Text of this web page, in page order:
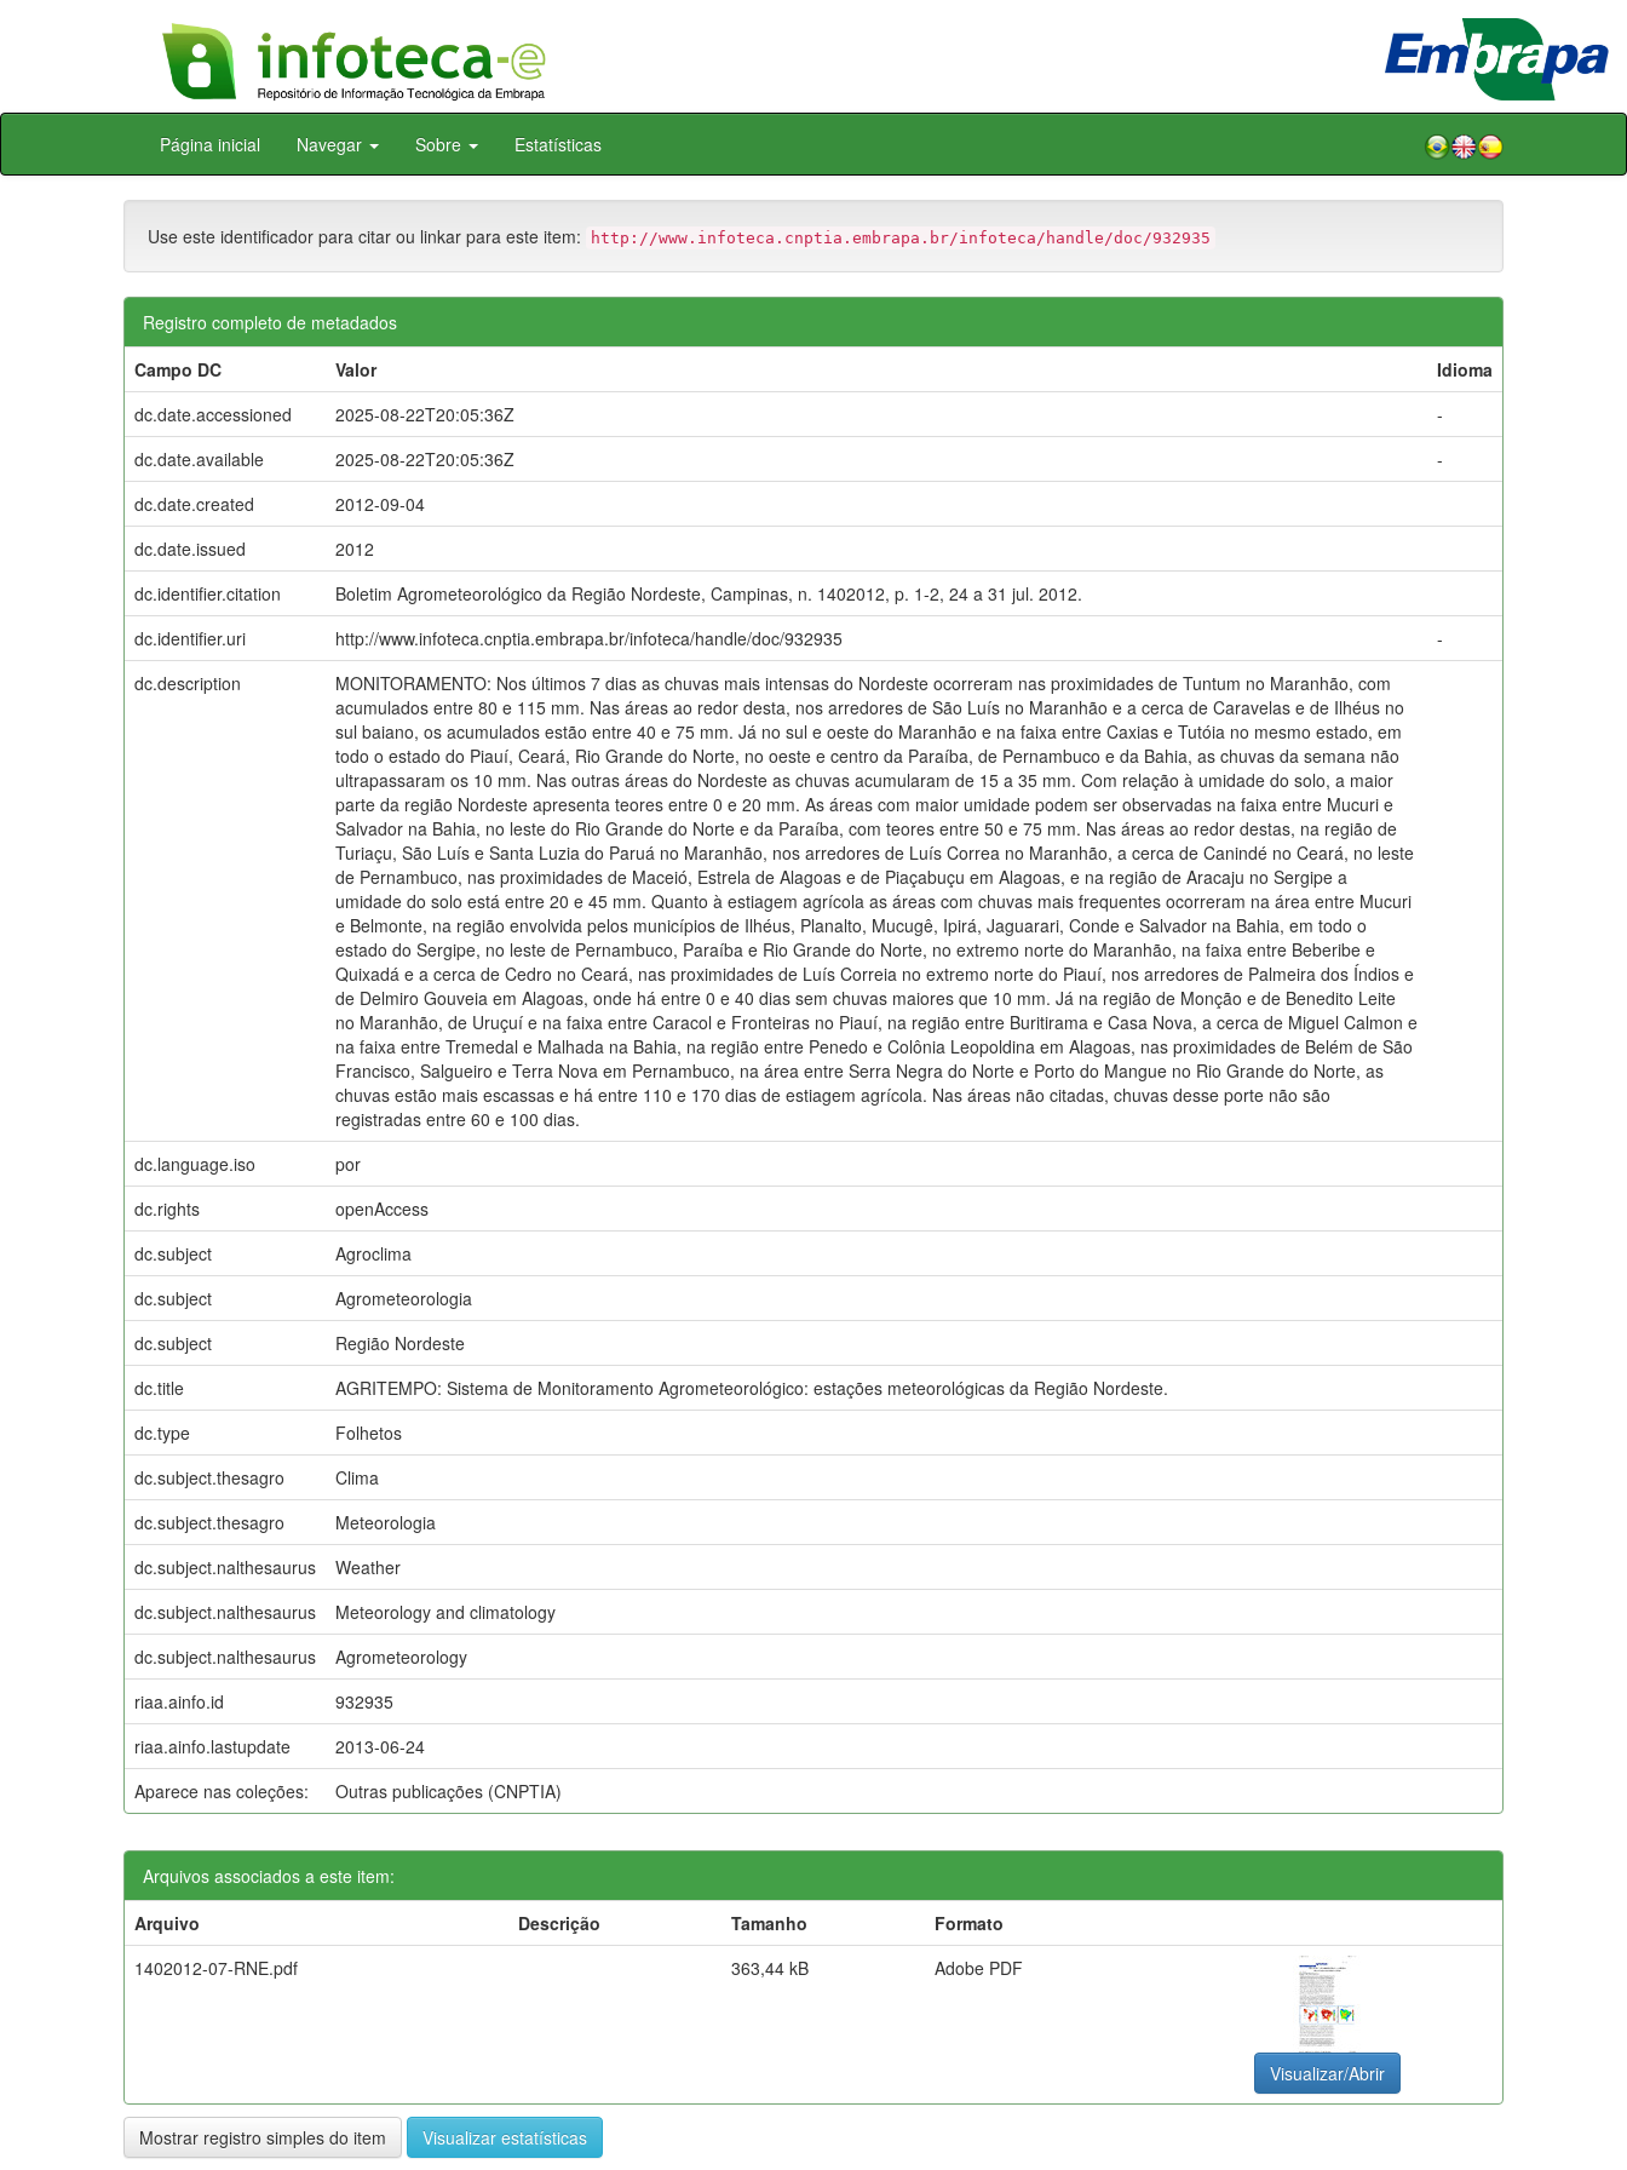
Skip
Página inicial Navegar Sobre Estatísticas
Use este identificador para citar ou linkar para este item: http://www.infoteca.cnptia.embrapa.br/infoteca/handle/doc/932935
Registro completo de metadados
Campo DC
Valor
Idioma
dc.date.accessioned
2025-08-22T20:05:36Z
-
dc.date.available
2025-08-22T20:05:36Z
-
dc.date.created
2012-09-04
dc.date.issued
2012
dc.identifier.citation
Boletim Agrometeorológico da Região Nordeste, Campinas, n. 1402012, p. 1-2, 24 a 31 jul. 2012.
dc.identifier.uri
http://www.infoteca.cnptia.embrapa.br/infoteca/handle/doc/932935
-
dc.description
MONITORAMENTO: Nos últimos 7 dias as chuvas mais intensas do Nordeste ocorreram nas proximidades de Tuntum no Maranhão, com
acumulados entre 80 e 115 mm. Nas áreas ao redor desta, nos arredores de São Luís no Maranhão e a cerca de Caravelas e de Ilhéus no
sul baiano, os acumulados estão entre 40 e 75 mm. Já no sul e oeste do Maranhão e na faixa entre Caxias e Tutóia no mesmo estado, em
todo o estado do Piauí, Ceará, Rio Grande do Norte, no oeste e centro da Paraíba, de Pernambuco e da Bahia, as chuvas da semana não
ultrapassaram os 10 mm. Nas outras áreas do Nordeste as chuvas acumularam de 15 a 35 mm. Com relação à umidade do solo, a maior
parte da região Nordeste apresenta teores entre 0 e 20 mm. As áreas com maior umidade podem ser observadas na faixa entre Mucuri e
Salvador na Bahia, no leste do Rio Grande do Norte e da Paraíba, com teores entre 50 e 75 mm. Nas áreas ao redor destas, na região de
Turiaçu, São Luís e Santa Luzia do Paruá no Maranhão, nos arredores de Luís Correa no Maranhão, a cerca de Canindé no Ceará, no leste
de Pernambuco, nas proximidades de Maceió, Estrela de Alagoas e de Piaçabuçu em Alagoas, e na região de Aracaju no Sergipe a
umidade do solo está entre 20 e 45 mm. Quanto à estiagem agrícola as áreas com chuvas mais frequentes ocorreram na área entre Mucuri
e Belmonte, na região envolvida pelos municípios de Ilhéus, Planalto, Mucugê, Ipirá, Jaguarari, Conde e Salvador na Bahia, em todo o
estado do Sergipe, no leste de Pernambuco, Paraíba e Rio Grande do Norte, no extremo norte do Maranhão, na faixa entre Beberibe e
Quixadá e a cerca de Cedro no Ceará, nas proximidades de Luís Correia no extremo norte do Piauí, nos arredores de Palmeira dos Índios e
de Delmiro Gouveia em Alagoas, onde há entre 0 e 40 dias sem chuvas maiores que 10 mm. Já na região de Monção e de Benedito Leite
no Maranhão, de Uruçuí e na faixa entre Caracol e Fronteiras no Piauí, na região entre Buritirama e Casa Nova, a cerca de Miguel Calmon e
na faixa entre Tremedal e Malhada na Bahia, na região entre Penedo e Colônia Leopoldina em Alagoas, nas proximidades de Belém de São
Francisco, Salgueiro e Terra Nova em Pernambuco, na área entre Serra Negra do Norte e Porto do Mangue no Rio Grande do Norte, as
chuvas estão mais escassas e há entre 110 e 170 dias de estiagem agrícola. Nas áreas não citadas, chuvas desse porte não são
registradas entre 60 e 100 dias.
dc.language.iso
por
dc.rights
openAccess
dc.subject
Agroclima
dc.subject
Agrometeorologia
dc.subject
Região Nordeste
dc.title
AGRITEMPO: Sistema de Monitoramento Agrometeorológico: estações meteorológicas da Região Nordeste.
dc.type
Folhetos
dc.subject.thesagro
Clima
dc.subject.thesagro
Meteorologia
dc.subject.nalthesaurus
Weather
dc.subject.nalthesaurus
Meteorology and climatology
dc.subject.nalthesaurus
Agrometeorology
riaa.ainfo.id
932935
riaa.ainfo.lastupdate
2013-06-24
Aparece nas coleções:
Outras publicações (CNPTIA)
Arquivos associados a este item:
Arquivo
Descrição Tamanho
Formato
1402012-07-RNE.pdf
363,44 kB Adobe PDF
Visualizar/Abrir
Mostrar registro simples do item Visualizar estatísticas